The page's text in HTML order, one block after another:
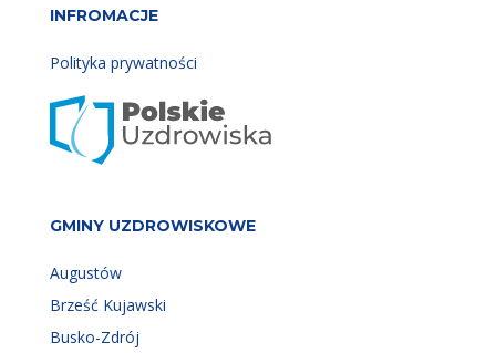
INFROMACJE
Polityka prywatności
GMINY UZDROWISKOWE
Augustów
Brześć Kujawski
Busko-Zdrój